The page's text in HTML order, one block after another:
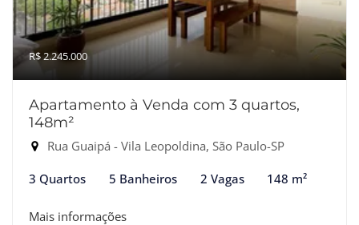
R$ 2.245.000
Apartamento à Venda com 3 quartos,
148m²
Rua Guaipá - Vila Leopoldina, São Paulo-SP
3 Quartos 5 Banheiros 2 Vagas 148 m²
Mais informações